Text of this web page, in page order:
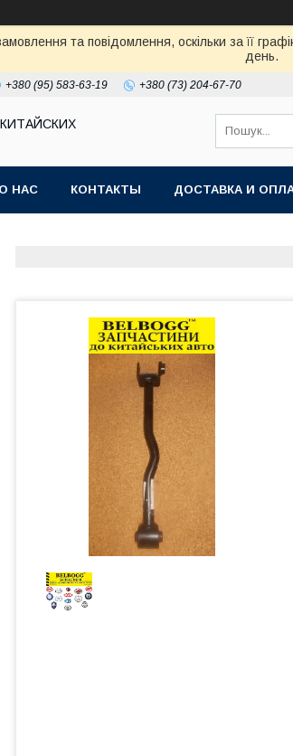
та повідомлення, оскільки за її
день.
+380 (95) 583-63-19 +380 (73) 204-67-70
О НАС КОНТАКТЫ ДОСТАВКА И